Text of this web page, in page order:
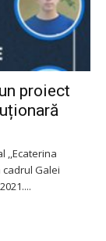
proiect
,,Ecaterina
cadrul Galei